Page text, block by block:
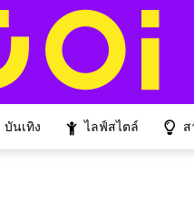
บันเทิง ไลฟ์สไตล์ ส